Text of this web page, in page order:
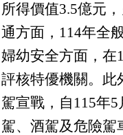
所得價值3.5億元
通方面，114年全
婦幼安全方面，在
評核特優機關。此
駕宣戰，自115年
駕、酒駕及危險駕